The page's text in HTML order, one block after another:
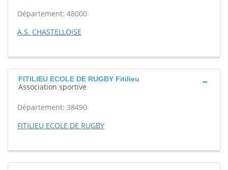
Département: 48000
A.S. CHASTELLOISE
FITILIEU ECOLE DE RUGBY Fitilieu
Association sportive
Département: 38490
FITILIEU ECOLE DE RUGBY